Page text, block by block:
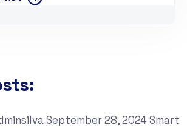
September 28, 2024 Smart